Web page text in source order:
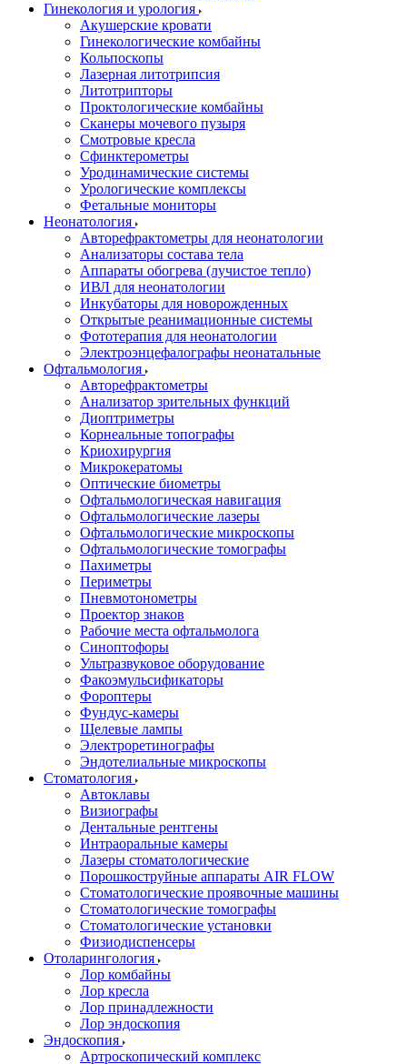
Гинекология и урология
Акушерские кровати
Гинекологические комбайны
Кольпоскопы
Лазерная литотрипсия
Литотрипторы
Проктологические комбайны
Сканеры мочевого пузыря
Смотровые кресла
Сфинктерометры
Уродинамические системы
Урологические комплексы
Фетальные мониторы
Неонатология
Авторефрактометры для неонатологии
Анализаторы состава тела
Аппараты обогрева (лучистое тепло)
ИВЛ для неонатологии
Инкубаторы для новорожденных
Открытые реанимационные системы
Фототерапия для неонатологии
Электроэнцефалографы неонатальные
Офтальмология
Авторефрактометры
Анализатор зрительных функций
Диоптриметры
Корнеальные топографы
Криохирургия
Микрокератомы
Оптические биометры
Офтальмологическая навигация
Офтальмологические лазеры
Офтальмологические микроскопы
Офтальмологические томографы
Пахиметры
Периметры
Пневмотонометры
Проектор знаков
Рабочие места офтальмолога
Синоптофоры
Ультразвуковое оборудование
Факоэмульсификаторы
Фороптеры
Фундус-камеры
Щелевые лампы
Электроретинографы
Эндотелиальные микроскопы
Стоматология
Автоклавы
Визиографы
Дентальные рентгены
Интраоральные камеры
Лазеры стоматологические
Порошкоструйные аппараты AIR FLOW
Стоматологические проявочные машины
Стоматологические томографы
Стоматологические установки
Физиодиспенсеры
Отоларингология
Лор комбайны
Лор кресла
Лор принадлежности
Лор эндоскопия
Эндоскопия
Артроскопический комплекс